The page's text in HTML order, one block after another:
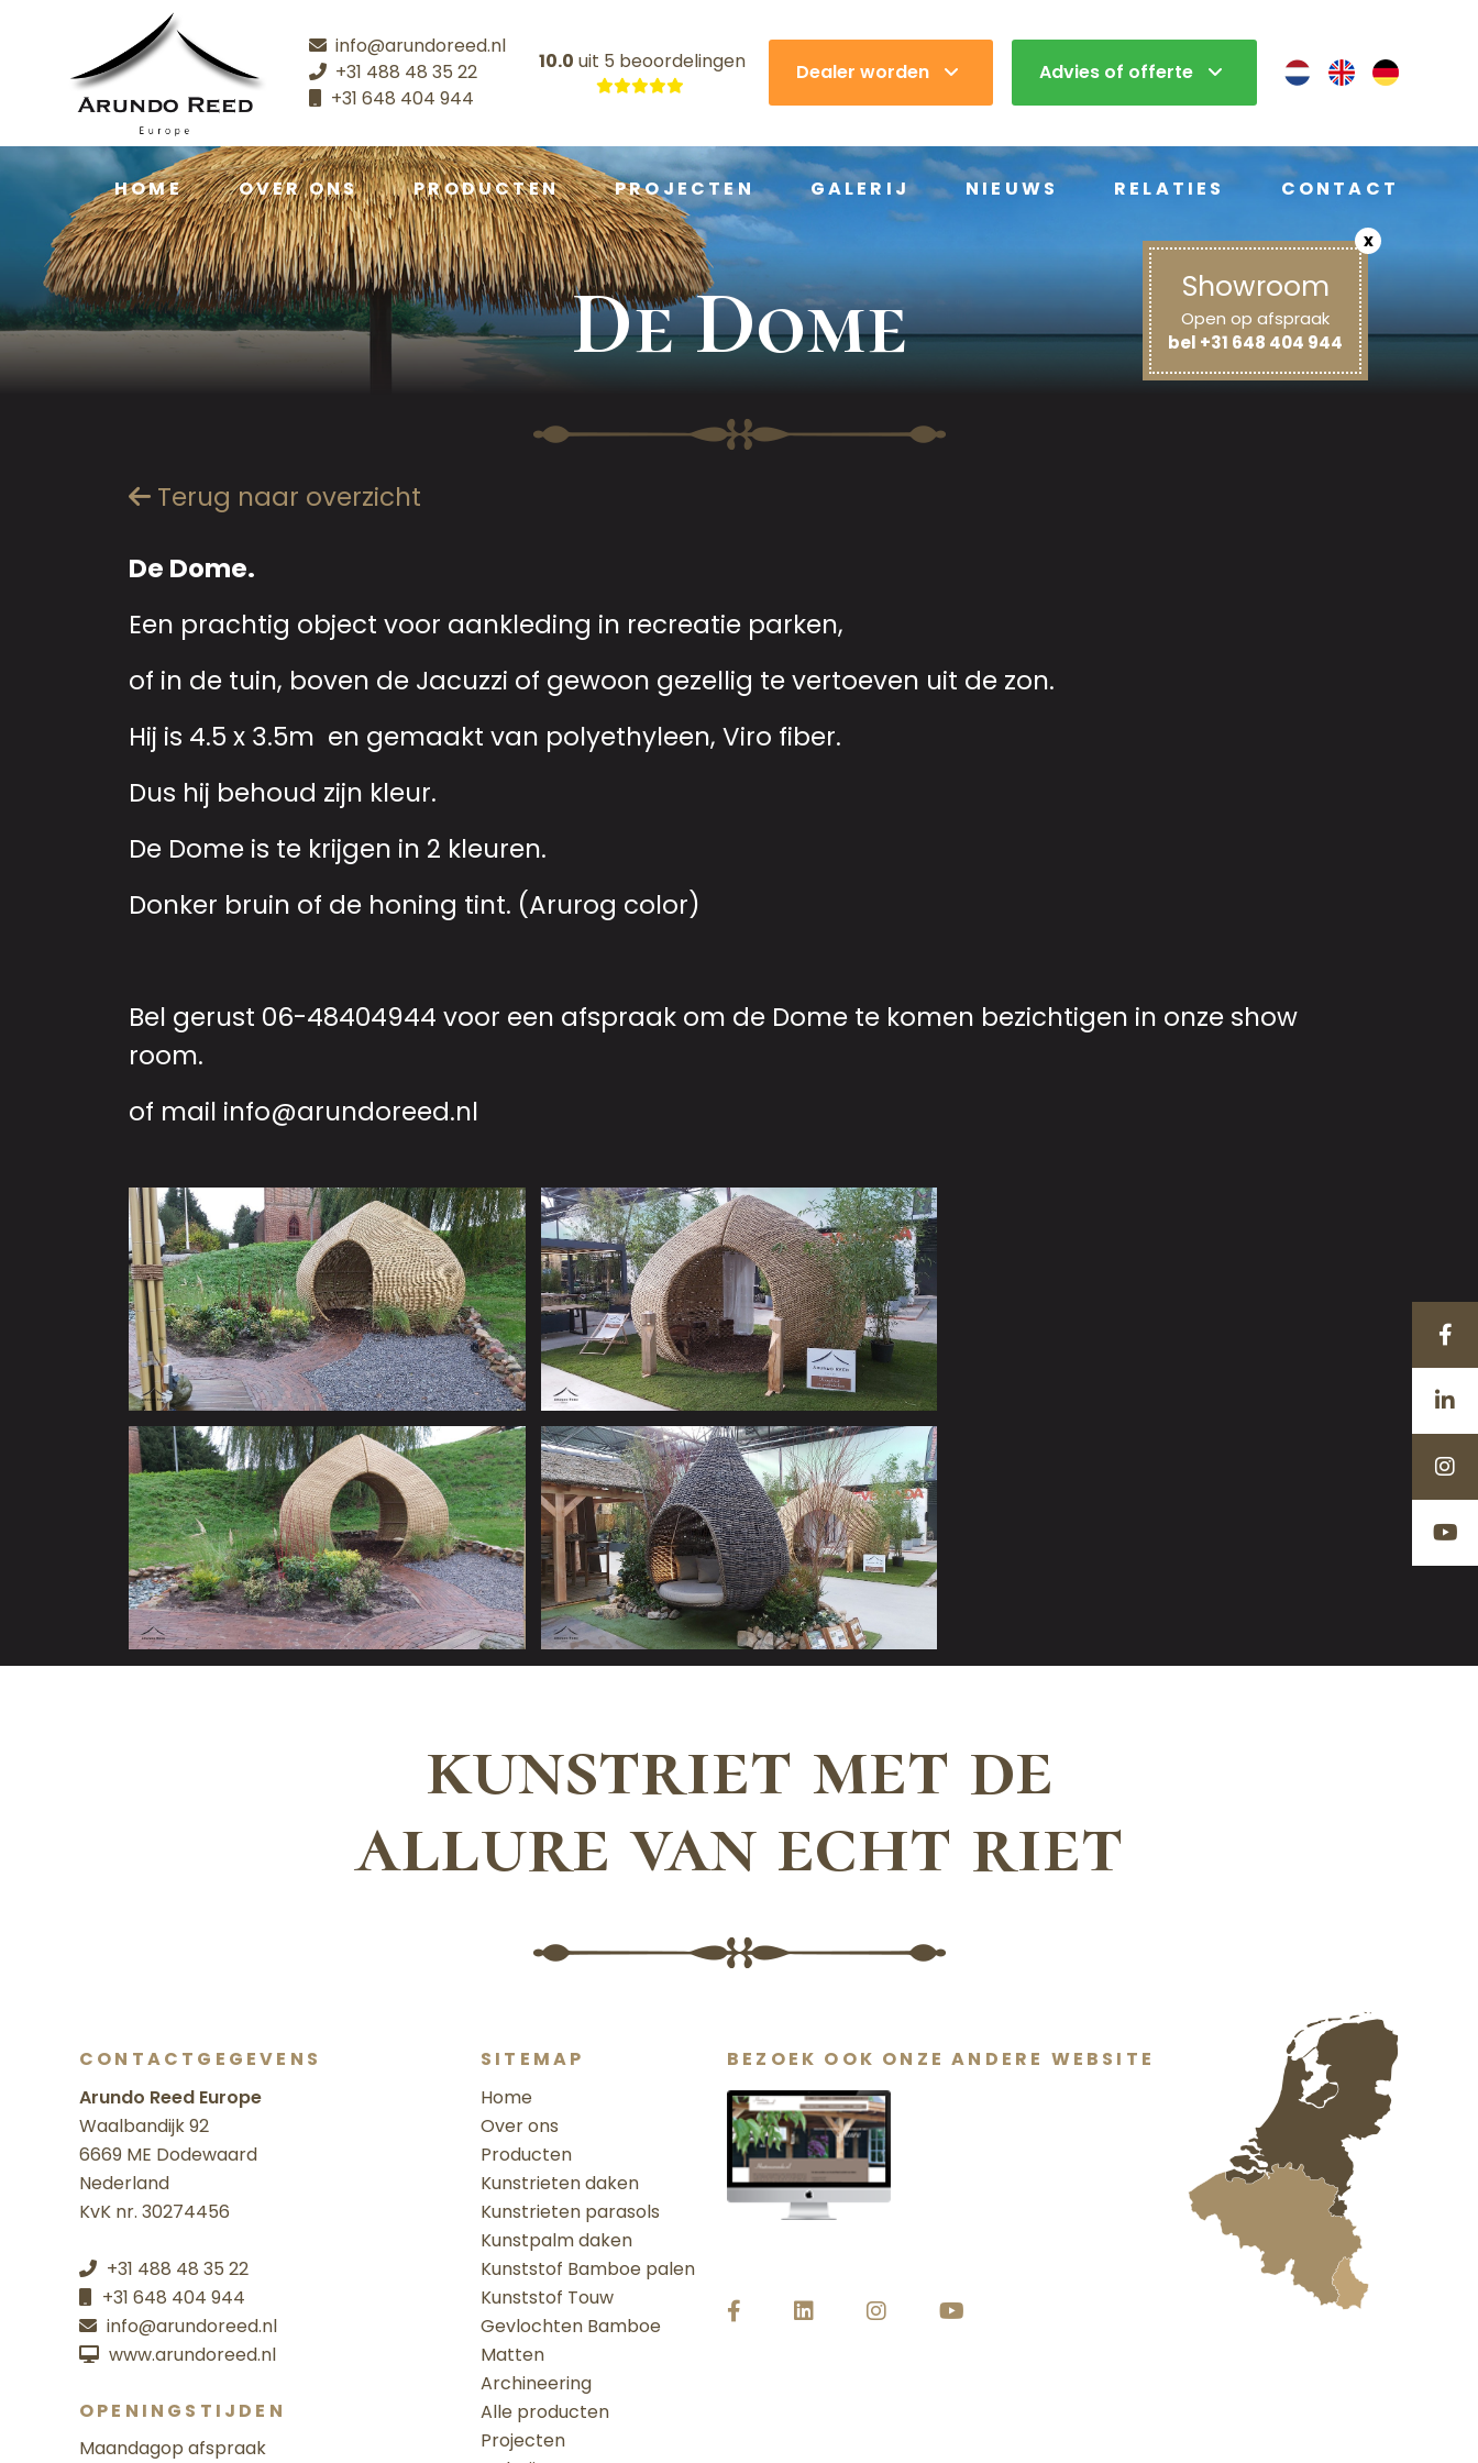
x
Showroom
Open op afspraak
bel +31 648 404 944
info@arundoreed.nl
+31 488 48 35 22
+31 648 404 944
10.0 uit 5 beoordelingen Dealer worden Advies of offerte
HOME OVER ONS PRODUCTEN PROJECTEN GALERIJ NIEUWS RELATIES CONTACT
De Dome
Terug naar overzicht
De Dome.
Een prachtig object voor aankleding in recreatie parken,
of in de tuin, boven de Jacuzzi of gewoon gezellig te vertoeven uit de zon.
Hij is 4.5 x 3.5m en gemaakt van polyethyleen, Viro fiber.
Dus hij behoud zijn kleur.
De Dome is te krijgen in 2 kleuren.
Donker bruin of de honing tint. (Arurog color)
Bel gerust 06-48404944 voor een afspraak om de Dome te komen bezichtigen in onze show
room.
of mail info@arundoreed.nl
kunstriet met de
allure van echt riet
CONTACTGEGEVENS
Arundo Reed Europe
Waalbandijk 92
6669 ME Dodewaard
Nederland
KvK nr. 30274456
+31 488 48 35 22
+31 648 404 944
info@arundoreed.nl
www.arundoreed.nl
OPENINGSTIJDEN
Maandagop afspraak
SITEMAP
Home
Over ons
Producten
Kunstrieten daken
Kunstrieten parasols
Kunstpalm daken
Kunststof Bamboe palen
Kunststof Touw
Gevlochten Bamboe
Matten
Archineering
Alle producten
Projecten
BEZOEK OOK ONZE ANDERE WEBSITE